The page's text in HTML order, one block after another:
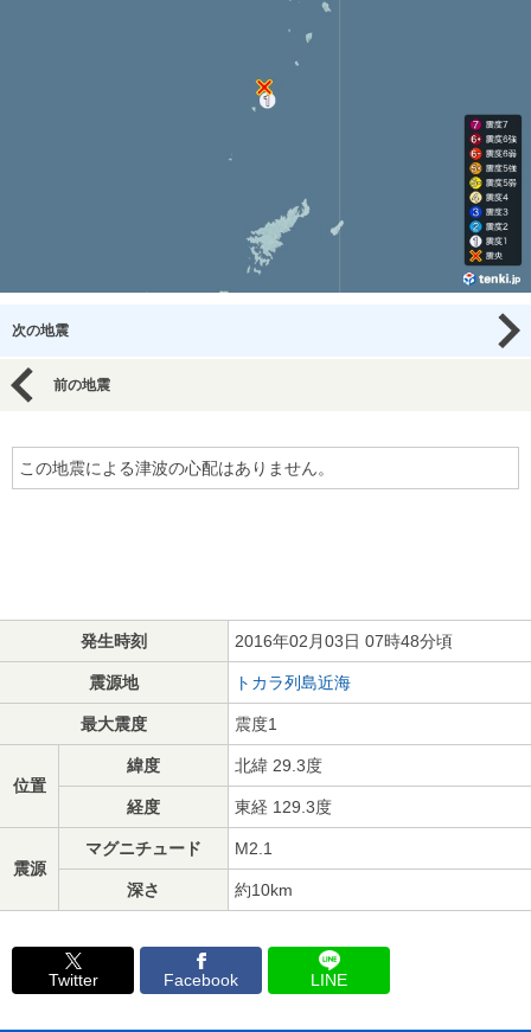
次の地震
前の地震
この地震による津波の心配はありません。
発生時刻 2016年02月03日 07時48分頃
震源地 トカラ列島近海
最大震度 震度1
位置
緯度 北緯 29.3度
経度 東経 129.3度
震源
マグニチュード M2.1
深さ 約10km
Twitter Facebook LINE